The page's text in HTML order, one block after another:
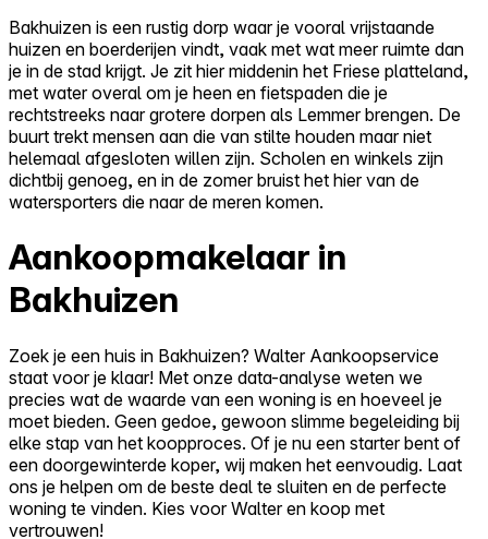
Bakhuizen is een rustig dorp waar je vooral vrijstaande
huizen en boerderijen vindt, vaak met wat meer ruimte dan
je in de stad krijgt. Je zit hier middenin het Friese platteland,
met water overal om je heen en fietspaden die je
rechtstreeks naar grotere dorpen als Lemmer brengen. De
buurt trekt mensen aan die van stilte houden maar niet
helemaal afgesloten willen zijn. Scholen en winkels zijn
dichtbij genoeg, en in de zomer bruist het hier van de
watersporters die naar de meren komen.
Aankoopmakelaar in
Bakhuizen
Zoek je een huis in Bakhuizen? Walter Aankoopservice
staat voor je klaar! Met onze data-analyse weten we
precies wat de waarde van een woning is en hoeveel je
moet bieden. Geen gedoe, gewoon slimme begeleiding bij
elke stap van het koopproces. Of je nu een starter bent of
een doorgewinterde koper, wij maken het eenvoudig. Laat
ons je helpen om de beste deal te sluiten en de perfecte
woning te vinden. Kies voor Walter en koop met
vertrouwen!